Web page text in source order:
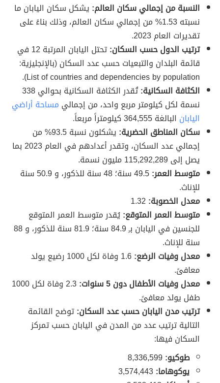
النسبة من إجمالي سكان العالم: يشكل سكان اليابان ما
نسبته 1.53% من إجمالي سكان العالم، وذلك بناءً على
تقديرات العام 2023.
ترتيب الدول حسب السكان:
تحتل اليابان المرتبة 12 في
قائمة البلدان والتبعيات حسب عدد السكان (بالإنجليزية:
List of countries and dependencies by population).
الكثافة السكانية:
تُقدر الكثافة السكانية بحوالي 338
نسمة لكل كيلومتر مربع واحد، من إجمالي مساحة أراضي
اليابان البالغة 364,555 كيلومتراً مربعاً.
سكان المناطق الحضرية:
يشكلون نسبة 93.5% من
إجمالي عدد السكان، وتقدر أعدادهم في العام 2023 بما
يصل إلى 115,292,289 مليون نسمة.
متوسط العمر:
49.5 سنة؛ 48 سنة للذكور، و 50.9 سنة
للإناث.
معدل الخصوبة:
متوسط العمر المتوقع:يُقدر متوسط العمر المتوقع
للجنسين في اليابان بـِ 84.9 سنة؛ 81.9 سنة للذكور، و 88
سنة للإناث.
معدل وفيات الرضع:
1.6 وفاة لكل 1000 رضيع يولد
معافىً.
معدل وفيات الأطفال دون 5 سنوات:
2.3 وفاة لكل 1000
طفل يولد معافىً.
ترتيب مدن اليابان حسب عدد السكان:توضح القائمة
التالية ترتيب عدد من المدن في اليابان حسب تمركز
السكان فيها:
طوكيو:
يوكوهاما: